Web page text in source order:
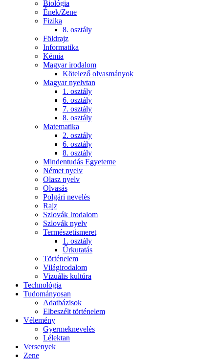
Biológia
Ének/Zene
Fizika
8. osztály
Földrajz
Informatika
Kémia
Magyar irodalom
Kötelező olvasmányok
Magyar nyelvtan
1. osztály
6. osztály
7. osztály
8. osztály
Matematika
2. osztály
6. osztály
8. osztály
Mindentudás Egyeteme
Német nyelv
Olasz nyelv
Olvasás
Polgári nevelés
Rajz
Szlovák Irodalom
Szlovák nyelv
Természetismeret
1. osztály
Űrkutatás
Történelem
Világirodalom
Vizuális kultúra
Technológia
Tudományosan
Adatbázisok
Elbeszélt történelem
Vélemény
Gyermeknevelés
Lélektan
Versenyek
Zene